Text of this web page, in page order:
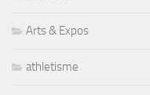
Arts & Expos
athletisme